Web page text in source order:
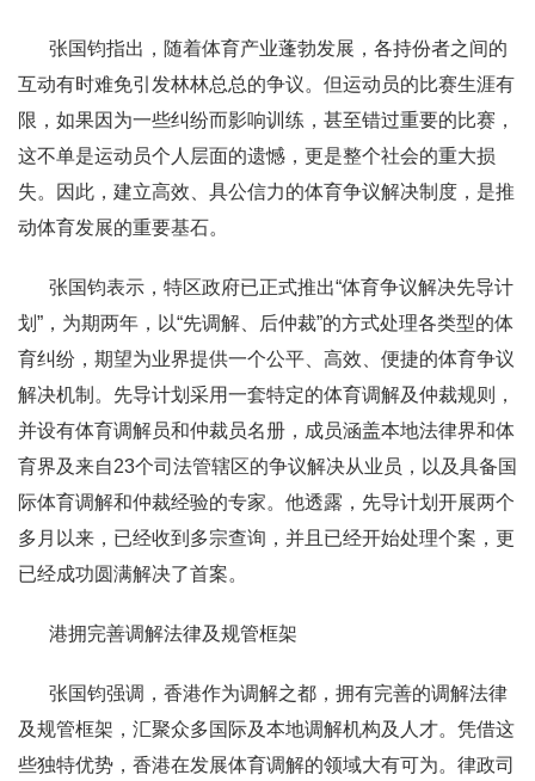
张国钧指出，随着体育产业蓬勃发展，各持份者之间的
互动有时难免引发林林总总的争议。但运动员的比赛生涯有
限，如果因为一些纠纷而影响训练，甚至错过重要的比赛，
这不单是运动员个人层面的遗憾，更是整个社会的重大损
失。因此，建立高效、具公信力的体育争议解决制度，是推
动体育发展的重要基石。
张国钧表示，特区政府已正式推出“体育争议解决先导计
划”，为期两年，以“先调解、后仲裁”的方式处理各类型的体
育纠纷，期望为业界提供一个公平、高效、便捷的体育争议
解决机制。先导计划采用一套特定的体育调解及仲裁规则，
并设有体育调解员和仲裁员名册，成员涵盖本地法律界和体
育界及来自23个司法管辖区的争议解决从业员，以及具备国
际体育调解和仲裁经验的专家。他透露，先导计划开展两个
多月以来，已经收到多宗查询，并且已经开始处理个案，更
已经成功圆满解决了首案。
港拥完善调解法律及规管框架
张国钧强调，香港作为调解之都，拥有完善的调解法律
及规管框架，汇聚众多国际及本地调解机构及人才。凭借这
些独特优势，香港在发展体育调解的领域大有可为。律政司